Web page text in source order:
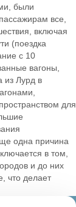
были
все,
включая
(поездка
с 10
вагоны,
из Лурд в
для
одна причина
в том,
и до них
что делает